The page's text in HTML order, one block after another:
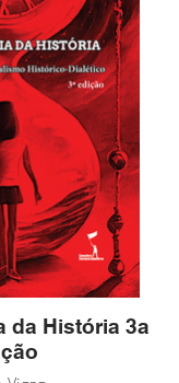
da História 3a